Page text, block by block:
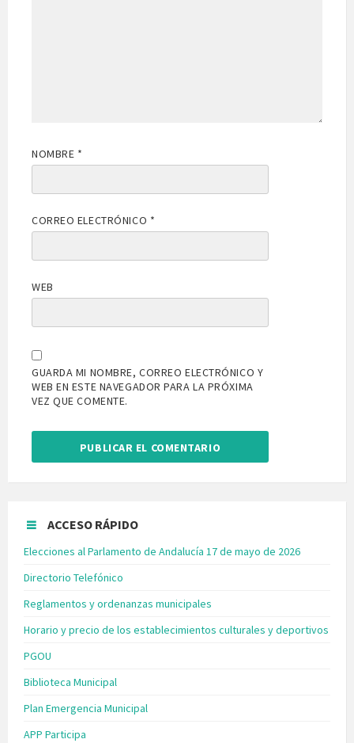
NOMBRE *
CORREO ELECTRÓNICO *
WEB
GUARDA MI NOMBRE, CORREO ELECTRÓNICO Y
WEB EN ESTE NAVEGADOR PARA LA PRÓXIMA
VEZ QUE COMENTE.
ACCESO RÁPIDO
Elecciones al Parlamento de Andalucía 17 de mayo de 2026
Directorio Telefónico
Reglamentos y ordenanzas municipales
Horario y precio de los establecimientos culturales y deportivos
PGOU
Biblioteca Municipal
Plan Emergencia Municipal
APP Participa